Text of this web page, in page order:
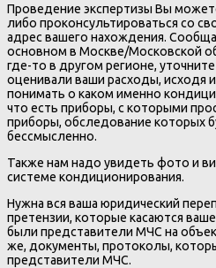
Проведение экспертизы Вы
либо проконсультироваться со
адрес вашего нахождения.
основном в Москве/Московской
где-то в другом регионе,
оценивали ваши расходы, исходя
понимать о каком именно
что есть приборы, с которыми
приборы, обследование которых
бессмысленно.
Также нам надо увидеть фото и
системе кондиционирования.
Нужна вся ваша юридический
претензии, которые касаются
были представители МЧС на
же, документы, протоколы,
представители МЧС.